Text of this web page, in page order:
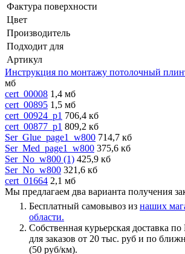
Фактура поверхности
Цвет
Производитель
Подходит для
Артикул
Инструкция по монтажу потолочный
мб
cert_00008 1,4 мб
cert_00895 1,5 мб
cert_00924_p1 706,4 кб
cert_00877_p1 809,2 кб
Ser_Glue_page1_w800 714,7 кб
Ser_Med_page1_w800 375,6 кб
Ser_No_w800 (1) 425,9 кб
Ser_No_w800 321,6 кб
cert_01664 2,1 мб
Мы предлагаем два варианта получения
Бесплатный самовывоз из наших
области.
Собственная курьерская доставка
для заказов от 20 тыс. руб и по
(50 руб/км).